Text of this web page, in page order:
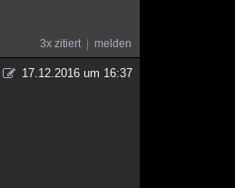
3x zitiert melden
17.12.2016 um 16:37